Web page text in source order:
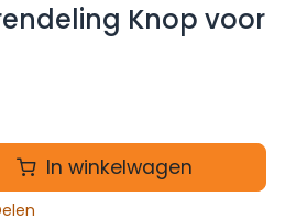
Knop voor
In winkelwagen